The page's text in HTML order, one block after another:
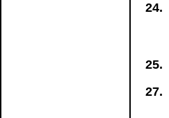
24.
25.
27.